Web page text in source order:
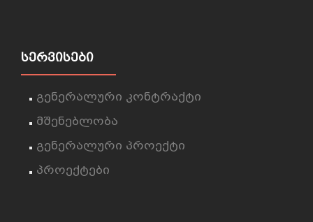
ᲡᲔᲠᲕᲘᲡᲔᲑᲘ
გენერალური კონტრაქტი
მშენებლობა
გენერალური პროექტი
პროექტები